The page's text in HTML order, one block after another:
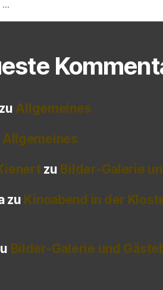
zu Allgemeines
Allgemeines
zu Bilder-Galerie
zu Kinoabend in der
Bilder-Galerie und